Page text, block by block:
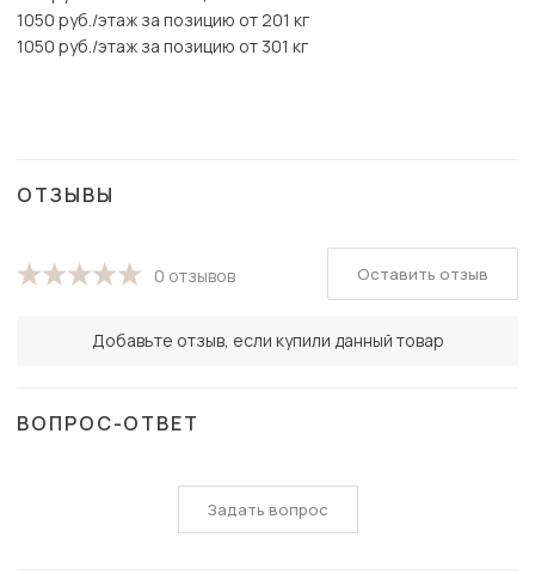
1050 руб./этаж за позицию от 201 кг
1050 руб./этаж за позицию от 301 кг
ОТЗЫВЫ
0 отзывов
Добавьте отзыв, если купили данный товар
Оставить отзыв
ВОПРОС-ОТВЕТ
Задать вопрос